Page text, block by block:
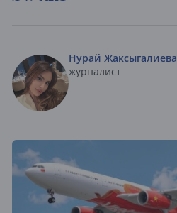
Нурай Жаксыгалиева
журналист